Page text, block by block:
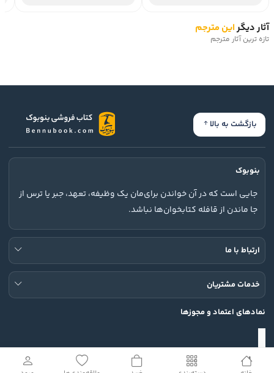
آثار دیگراین مترجم
تازه ترین آثار مترجم
بازگشت به بالا
بنوبوک
جایی است که در آن خواندن برای‌مان یک وظیفه، تعهد، جبر یا ترس از
جا ماندن از قافله کتابخوان‌ها نباشد.
ارتباط با ما
خدمات مشتریان
نمادهای اعتماد و مجوزها
شبکه های اجتماعی